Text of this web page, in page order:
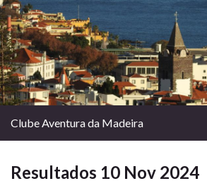
Clube Aventura da Madeira
Resultados 10 Nov 2024